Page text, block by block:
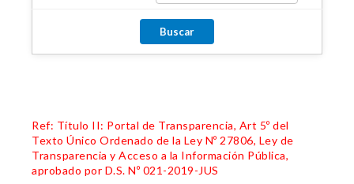
Ref: Título II: Portal de Transparencia, Art 5º del
Texto Único Ordenado de la Ley Nº 27806, Ley de
Transparencia y Acceso a la Información Pública,
aprobado por D.S. Nº 021-2019-JUS